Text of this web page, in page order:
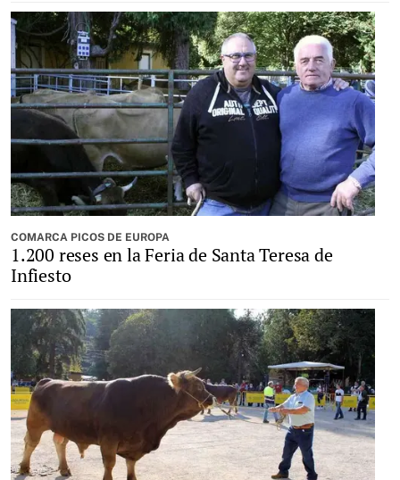
COMARCA PICOS DE EUROPA
1.200 reses en la Feria de Santa Teresa de
Infiesto